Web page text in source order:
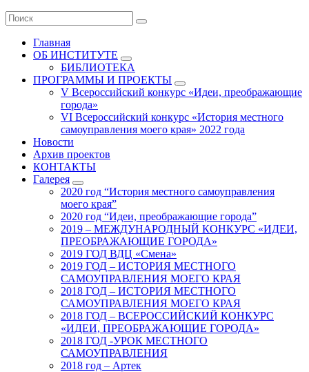
Главная
ОБ ИНСТИТУТЕ
БИБЛИОТЕКА
ПРОГРАММЫ И ПРОЕКТЫ
V Всероссийский конкурс «Идеи, преображающие
города»
VI Всероссийский конкурс «История местного
самоуправления моего края» 2022 года
Новости
Архив проектов
КОНТАКТЫ
Галерея
2020 год “История местного самоуправления
моего края”
2020 год “Идеи, преображающие города”
2019 – МЕЖДУНАРОДНЫЙ КОНКУРС «ИДЕИ,
ПРЕОБРАЖАЮЩИЕ ГОРОДА»
2019 ГОД ВДЦ «Смена»
2019 ГОД – ИСТОРИЯ МЕСТНОГО
САМОУПРАВЛЕНИЯ МОЕГО КРАЯ
2018 ГОД – ИСТОРИЯ МЕСТНОГО
САМОУПРАВЛЕНИЯ МОЕГО КРАЯ
2018 ГОД – ВСЕРОССИЙСКИЙ КОНКУРС
«ИДЕИ, ПРЕОБРАЖАЮЩИЕ ГОРОДА»
2018 ГОД -УРОК МЕСТНОГО
САМОУПРАВЛЕНИЯ
2018 год – Артек